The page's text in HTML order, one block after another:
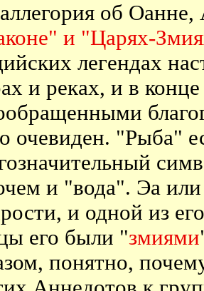
об
и "Царях-
легендах
и реках, и в
очевиден. "Рыба"
и "вода". Эа
и одной из
его были "змиями
понятно,